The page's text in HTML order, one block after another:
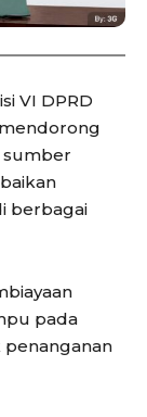
VI DPRD
mendorong
sumber
berbagai
pada
penanganan